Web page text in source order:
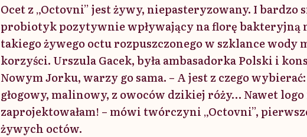
Ocet z „Octovni” jest żywy, niepasteryzowany. I bardzo
probiotyk pozytywnie wpływający na florę bakteryjną
takiego żywego octu rozpuszczonego w szklance wody
korzyści. Urszula Gacek, była ambasadorka Polski i
Nowym Jorku, warzy go sama. – A jest z czego
głogowy, malinowy, z owoców dzikiej róży… Nawet
zaprojektowałam! – mówi twórczyni „Octovni”,
żywych octów.